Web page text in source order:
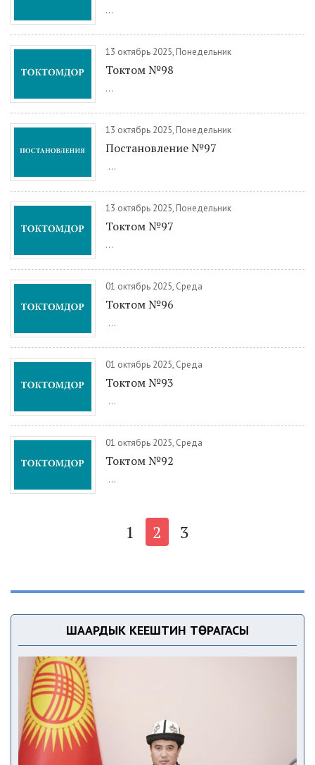
...
13 октябрь 2025, Понедельник
Токтом №98
...
13 октябрь 2025, Понедельник
Постановление №97
...
13 октябрь 2025, Понедельник
Токтом №97
...
01 октябрь 2025, Среда
Токтом №96
...
01 октябрь 2025, Среда
Токтом №93
...
01 октябрь 2025, Среда
Токтом №92
...
1 2 3
ШААРДЫК КЕҢЕШТИН ТӨРАГАСЫ